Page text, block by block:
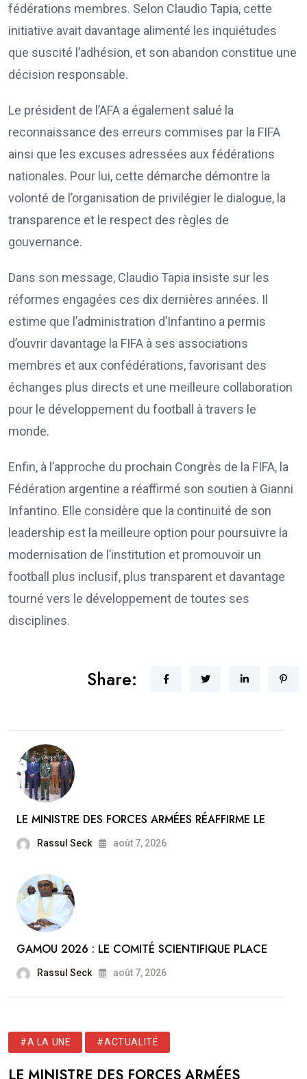
fédérations membres. Selon Claudio Tapia, cette
initiative avait davantage alimenté les inquiétudes
que suscité l’adhésion, et son abandon constitue une
décision responsable.
Le président de l’AFA a également salué la
reconnaissance des erreurs commises par la FIFA
ainsi que les excuses adressées aux fédérations
nationales. Pour lui, cette démarche démontre la
volonté de l’organisation de privilégier le dialogue, la
transparence et le respect des règles de
gouvernance.
Dans son message, Claudio Tapia insiste sur les
réformes engagées ces dix dernières années. Il
estime que l’administration d’Infantino a permis
d’ouvrir davantage la FIFA à ses associations
membres et aux confédérations, favorisant des
échanges plus directs et une meilleure collaboration
pour le développement du football à travers le
monde.
Enfin, à l’approche du prochain Congrès de la FIFA, la
Fédération argentine a réaffirmé son soutien à Gianni
Infantino. Elle considère que la continuité de son
leadership est la meilleure option pour poursuivre la
modernisation de l’institution et promouvoir un
football plus inclusif, plus transparent et davantage
tourné vers le développement de toutes ses
disciplines.
Share:
LE MINISTRE DES FORCES ARMÉES RÉAFFIRME LE
Rassul Seck août 7, 2026
GAMOU 2026 : LE COMITÉ SCIENTIFIQUE PLACE
Rassul Seck août 7, 2026
#A LA UNE #ACTUALITÉ